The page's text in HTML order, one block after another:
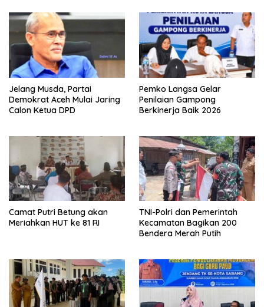
Jelang Musda, Partai
Demokrat Aceh Mulai Jaring
Calon Ketua DPD
Pemko Langsa Gelar
Penilaian Gampong
Berkinerja Baik 2026
Camat Putri Betung akan
Meriahkan HUT ke 81 RI
TNI-Polri dan Pemerintah
Kecamatan Bagikan 200
Bendera Merah Putih